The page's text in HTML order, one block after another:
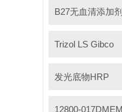
B27无血清添加剂
Trizol LS Gibco
发光底物HRP